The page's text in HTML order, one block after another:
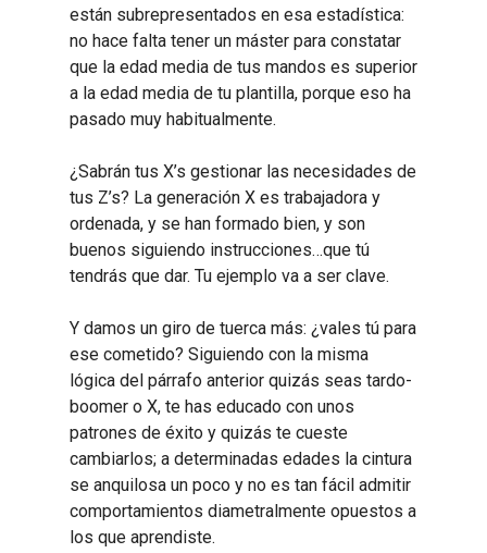
están subrepresentados en esa estadística:
no hace falta tener un máster para constatar
que la edad media de tus mandos es superior
a la edad media de tu plantilla, porque eso ha
pasado muy habitualmente.
¿Sabrán tus X’s gestionar las necesidades de
tus Z’s? La generación X es trabajadora y
ordenada, y se han formado bien, y son
buenos siguiendo instrucciones…que tú
tendrás que dar. Tu ejemplo va a ser clave.
Y damos un giro de tuerca más: ¿vales tú para
ese cometido? Siguiendo con la misma
lógica del párrafo anterior quizás seas tardo-
boomer o X, te has educado con unos
patrones de éxito y quizás te cueste
cambiarlos; a determinadas edades la cintura
se anquilosa un poco y no es tan fácil admitir
comportamientos diametralmente opuestos a
los que aprendiste.